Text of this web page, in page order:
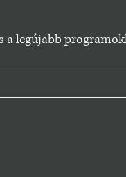
legújabb